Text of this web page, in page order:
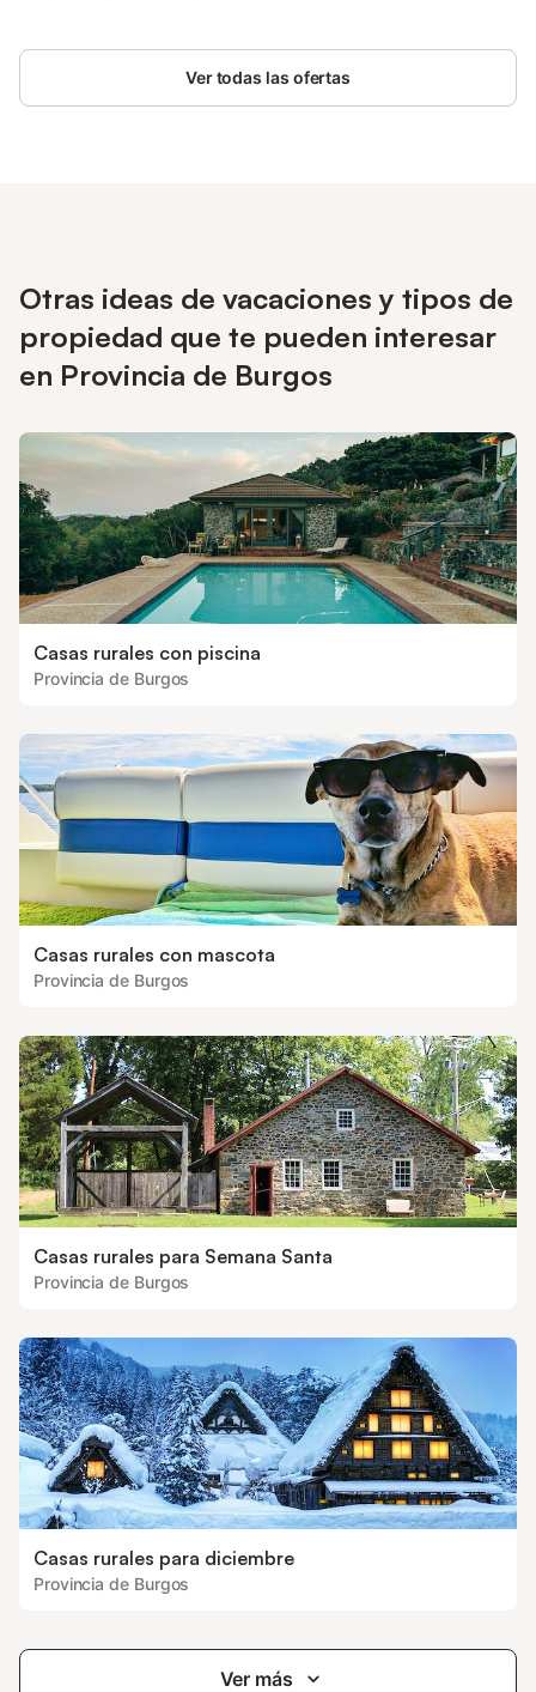
que incluye jardín, balcón y barbacoa. Hay aparcamiento
disponible en la propiedad. No se permiten mascotas, fumar ni
celebrar eventos. Este inmueble no dispone de aire
Ver todas las ofertas
Otras ideas de vacaciones y tipos de
propiedad que te pueden interesar
en Provincia de Burgos
Casas rurales con piscina
Provincia de Burgos
Casas rurales con mascota
Provincia de Burgos
Casas rurales para Semana Santa
Provincia de Burgos
Casas rurales para diciembre
Provincia de Burgos
Ver más